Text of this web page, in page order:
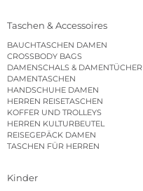
Taschen & Accessoires
BAUCHTASCHEN DAMEN
CROSSBODY BAGS
DAMENSCHALS & DAMENTÜCHER
DAMENTASCHEN
HANDSCHUHE DAMEN
HERREN REISETASCHEN
KOFFER UND TROLLEYS
HERREN KULTURBEUTEL
REISEGEPÄCK DAMEN
TASCHEN FÜR HERREN
Kinder